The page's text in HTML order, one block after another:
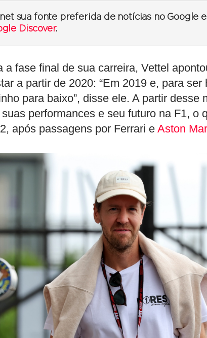
sua fonte preferida de notícias no Google e
Discover.
a fase final de sua carreira, Vettel
a partir de 2020: “Em 2019 e, para
para baixo”, disse ele. A partir desse
performances e seu futuro na F1, o
após passagens por Ferrari e Aston